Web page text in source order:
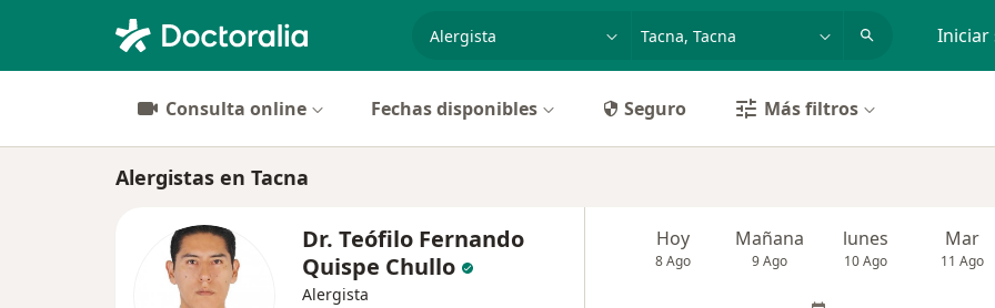
Iniciar
Consulta online Fechas disponibles Seguro Más filtros
Alergistas en Tacna
Dr. Teófilo Fernando
Quispe Chullo
Alergista
Hoy
8 Ago
Mañana
9 Ago
lunes
10 Ago
Mar
11 Ago